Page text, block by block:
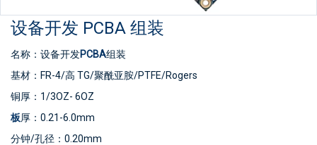
设备开发 PCBA 组装
名称：设备开发PCBA组装
基材：FR-4/高 TG/聚酰亚胺/PTFE/Rogers
铜厚：1/3OZ- 6OZ
板厚：0.21-6.0mm
分钟/孔径：0.20mm